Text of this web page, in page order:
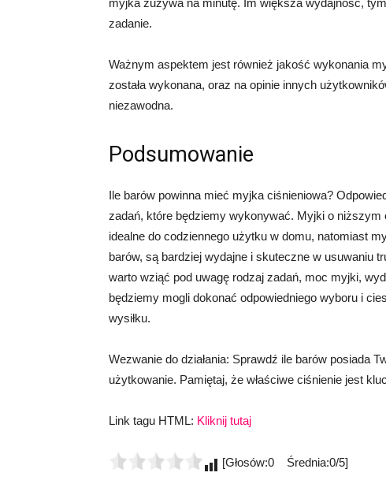
myjka zużywa na minutę. Im większa wydajność,
zadanie.
Ważnym aspektem jest również jakość wykonania
została wykonana, oraz na opinie innych
niezawodna.
Podsumowanie
Ile barów powinna mieć myjka ciśnieniowa?
zadań, które będziemy wykonywać. Myjki o
idealne do codziennego użytku w domu, natomiast
barów, są bardziej wydajne i skuteczne w usuwaniu
warto wziąć pod uwagę rodzaj zadań, moc myjki,
będziemy mogli dokonać odpowiedniego wyboru i
wysiłku.
Wezwanie do działania: Sprawdź ile barów posiada
użytkowanie. Pamiętaj, że właściwe ciśnienie jest
Link tagu HTML: Kliknij tutaj
[Głosów:0 Średnia:0/5]